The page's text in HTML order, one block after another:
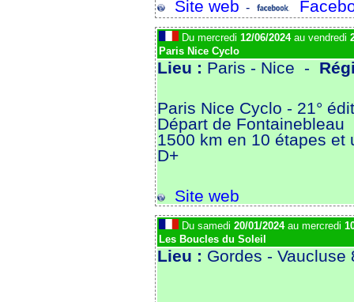
Site web -
Du mercredi 12/06/2024au vendredi
Paris Nice Cyclo
Lieu : Paris - Nice -
Paris Nice Cyclo - 21°
Départ de Fontainebleau
1500 km en 10 étapes et
D+
Site web
Du samedi 20/01/2024au mercredi
Les Boucles du Soleil
Lieu : Gordes -